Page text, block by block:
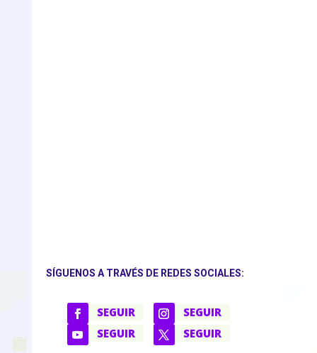
SÍGUENOS A TRAVÉS DE REDES SOCIALES:
SEGUIR
SEGUIR
SEGUIR
SEGUIR